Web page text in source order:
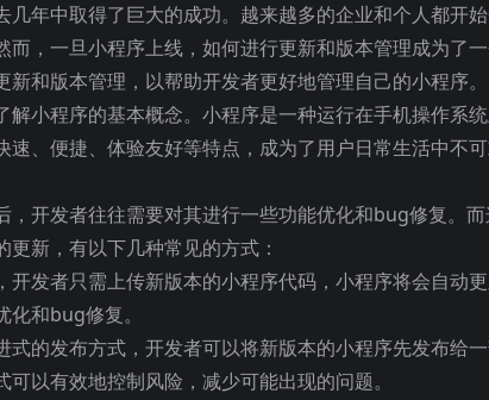
年中取得了巨大的成功。越来越多的企业和个人都开
，一旦小程序上线，如何进行更新和版本管理成为了
和版本管理，以帮助开发者更好地管理自己的小程序。
小程序的基本概念。小程序是一种运行在手机操作系
、便捷、体验友好等特点，成为了用户日常生活中不
开发者往往需要对其进行一些功能优化和bug修复。
新，有以下几种常见的方式：
发者只需上传新版本的小程序代码，小程序将会自动
和bug修复。
的发布方式，开发者可以将新版本的小程序先发布给
以有效地控制风险，减少可能出现的问题。